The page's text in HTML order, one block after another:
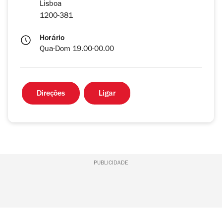
Lisboa
1200-381
Horário
Qua-Dom 19.00-00.00
Direções Ligar
PUBLICIDADE